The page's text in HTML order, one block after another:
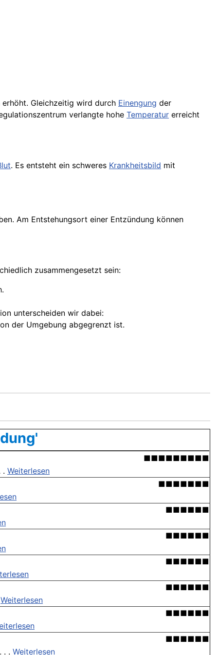
Gleichzeitig wird durch Einengung der
verlangte hohe Temperatur erreicht
. Es entsteht ein schweres Krankheitsbild mit
Am Entstehungsort einer Entzündung können
zusammengesetzt sein:
unterscheiden wir dabei:
der Umgebung abgegrenzt ist.
■■■■■■■■■
. Weiterlesen
■■■■■■■
■■■■■■
■■■■■■
■■■■■■
■■■■■■
Weiterlesen
■■■■■■
■■■■■■
. . Weiterlesen